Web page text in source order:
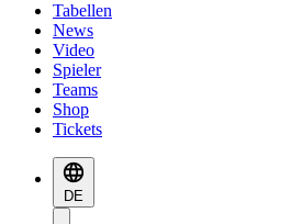
Tabellen
News
Video
Spieler
Teams
Shop
Tickets
DE